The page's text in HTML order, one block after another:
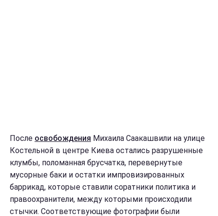
После освобождения Михаила Саакашвили на улице
Костельной в центре Киева остались разрушенные
клумбы, поломанная брусчатка, перевернутые
мусорные баки и остатки импровизированных
баррикад, которые ставили соратники политика и
правоохранители, между которыми происходили
стычки. Соответствующие фотографии были